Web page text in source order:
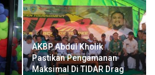
AKBP Abdul Kholik
Pastikan Pengamanan
Maksimal Di TIDAR Drag